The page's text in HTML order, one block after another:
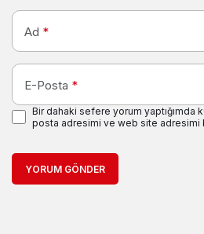
Ad *
E-Posta *
Bir dahaki sefere yorum yaptığımda
posta adresimi ve web site adresimi
YORUM GÖNDER